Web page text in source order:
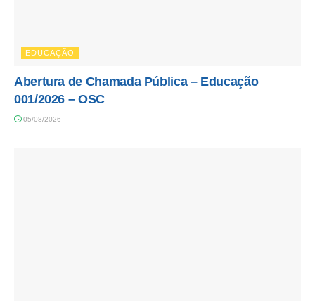
EDUCAÇÃO
Abertura de Chamada Pública – Educação
001/2026 – OSC
05/08/2026